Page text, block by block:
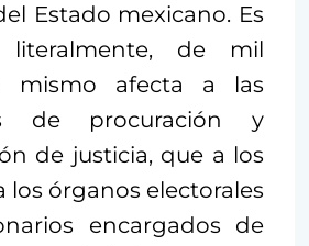
Estado mexicano. Es
de mil
mismo afecta a las
de procuración y
de justicia, que a los
los órganos electorales
encargados de